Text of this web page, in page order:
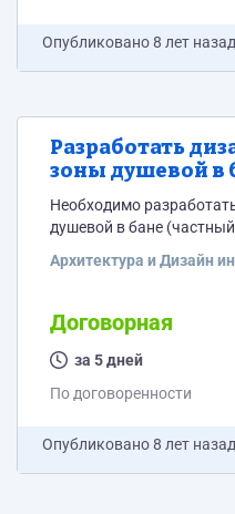
Опубликовано8 лет назад
Разработать
зоны душевой в
Необходимо
душевой в бане
Архитектура и Дизайн
Договорная
за 5 дней
По договоренности
Опубликовано8 лет назад